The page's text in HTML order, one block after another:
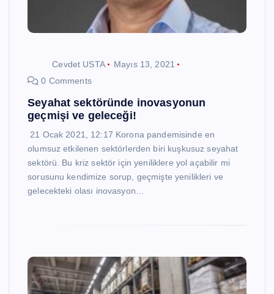
Cevdet USTA
Mayıs 13, 2021
0 Comments
Seyahat sektöründe inovasyonun
geçmişi ve geleceği!
21 Ocak 2021, 12:17 Korona pandemisinde en
olumsuz etkilenen sektörlerden biri kuşkusuz seyahat
sektörü. Bu kriz sektör için yeniliklere yol açabilir mi
sorusunu kendimize sorup, geçmişte yenilikleri ve
gelecekteki olası inovasyon…